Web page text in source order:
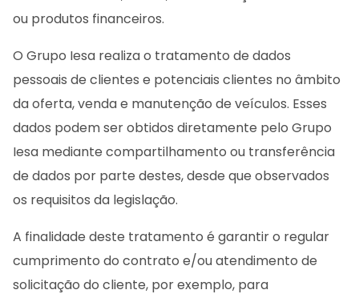
ou produtos financeiros.
O Grupo Iesa realiza o tratamento de dados
pessoais de clientes e potenciais clientes no âmbito
da oferta, venda e manutenção de veículos. Esses
dados podem ser obtidos diretamente pelo Grupo
Iesa mediante compartilhamento ou transferência
de dados por parte destes, desde que observados
os requisitos da legislação.
A finalidade deste tratamento é garantir o regular
cumprimento do contrato e/ou atendimento de
solicitação do cliente, por exemplo, para